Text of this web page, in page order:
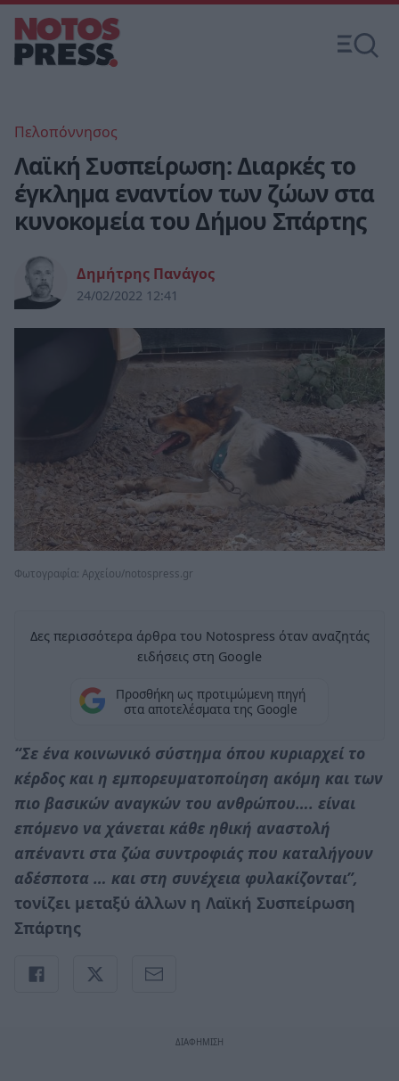
Πελοπόννησος
Λαϊκή Συσπείρωση: Διαρκές το
έγκλημα εναντίον των ζώων στα
κυνοκομεία του Δήμου Σπάρτης
Δημήτρης Πανάγος
24/02/2022 12:41
Φωτογραφία: Αρχείου/notospress.gr
Δες περισσότερα άρθρα του Notospress όταν αναζητάς
ειδήσεις στη Google
Προσθήκη ως προτιμώμενη πηγή
στα αποτελέσματα της Google
“Σε ένα κοινωνικό σύστημα όπου κυριαρχεί το
κέρδος και η εμπορευματοποίηση ακόμη και των
πιο βασικών αναγκών του ανθρώπου…. είναι
επόμενο να χάνεται κάθε ηθική αναστολή
απέναντι στα ζώα συντροφιάς που καταλήγουν
αδέσποτα … και στη συνέχεια φυλακίζονται”,
τονίζει μεταξύ άλλων η Λαϊκή Συσπείρωση
Σπάρτης